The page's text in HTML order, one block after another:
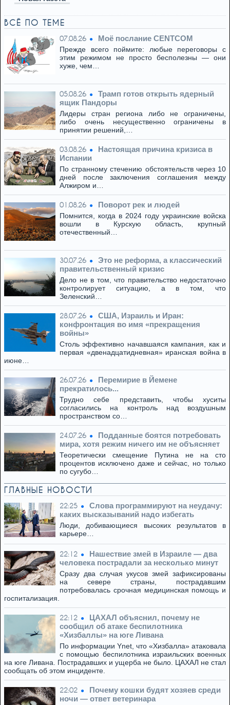
ВСЁ ПО ТЕМЕ
07.08.26 Моё послание CENTCOM
Прежде всего поймите: любые переговоры с
этим режимом не просто бесполезны — они
хуже, чем…
05.08.26
Трамп готов открыть ядерный
ящик Пандоры
Лидеры стран региона либо не ограничены,
либо очень несущественно ограничены в
принятии решений,…
03.08.26
Настоящая причина кризиса в
Испании
По странному стечению обстоятельств через 10
дней после заключения соглашения между
Алжиром и…
01.08.26 Поворот рек и людей
Помнится, когда в 2024 году украинские войска
вошли в Курскую область, крупный
отечественный…
30.07.26
Это не реформа, а классический
правительственный кризис
Дело не в том, что правительство недостаточно
контролирует ситуацию, а в том, что
Зеленский…
28.07.26
США, Израиль и Иран:
конфронтация во имя «прекращения
войны»
Столь эффективно начавшаяся кампания, как и
первая «двенадцатидневная» иранская война в
июне…
26.07.26
Перемирие в Йемене
прекратилось...
Трудно себе представить, чтобы хуситы
согласились на контроль над воздушным
пространством со…
24.07.26
Подданные боятся потребовать
мира, хотя режим ничего им не объясняет
Теоретически смещение Путина не на сто
процентов исключено даже и сейчас, но только
по сугубо…
ГЛАВНЫЕ НОВОСТИ
22:25
Слова программируют на неудачу:
каких высказываний надо избегать
Люди, добивающиеся высоких результатов в
карьере…
22:12
Нашествие змей в Израиле — два
человека пострадали за несколько минут
Сразу два случая укусов змей зафиксированы
на севере страны, пострадавшим
потребовалась срочная медицинская помощь и
госпитализация.
22:12
ЦАХАЛ объяснил, почему не
сообщил об атаке беспилотника
«Хизбаллы» на юге Ливана
По информации Ynet, что «Хизбалла» атаковала
с помощью беспилотника израильских военных
на юге Ливана. Пострадавших и ущерба не было. ЦАХАЛ не стал
сообщать об этом инциденте.
22:02
Почему кошки будят хозяев среди
ночи — ответ ветеринара